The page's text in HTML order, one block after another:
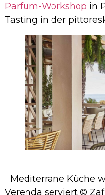
Parfum-Workshop in
Tasting in der
Mediterrane Küche
Verenda serviert ©